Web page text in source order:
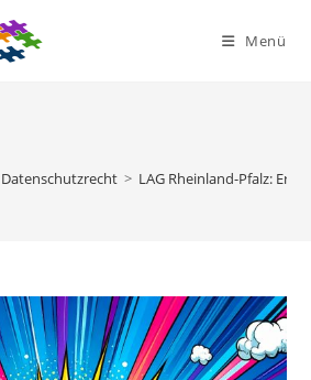
Menü
Datenschutzrecht > LAG Rheinland-Pfalz: